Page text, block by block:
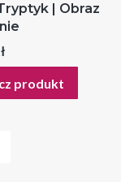
| Obraz
produkt
do ostatniej